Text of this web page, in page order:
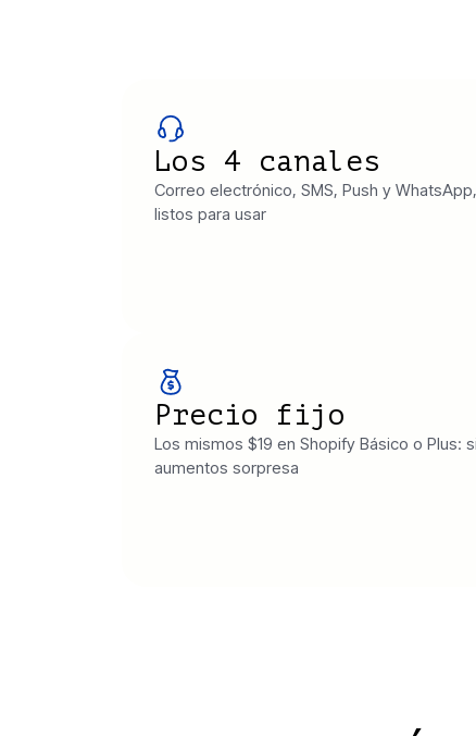
Los 4 canales
Correo electrónico, SMS, Push y WhatsApp,
listos para usar
Precio fijo
Los mismos $19 en Shopify Básico o Plus:
aumentos sorpresa